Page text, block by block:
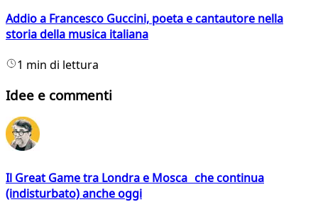
Addio a Francesco Guccini, poeta e cantautore nella
storia della musica italiana
1 min di lettura
Idee e commenti
Il Great Game tra Londra e Mosca che continua
(indisturbato) anche oggi